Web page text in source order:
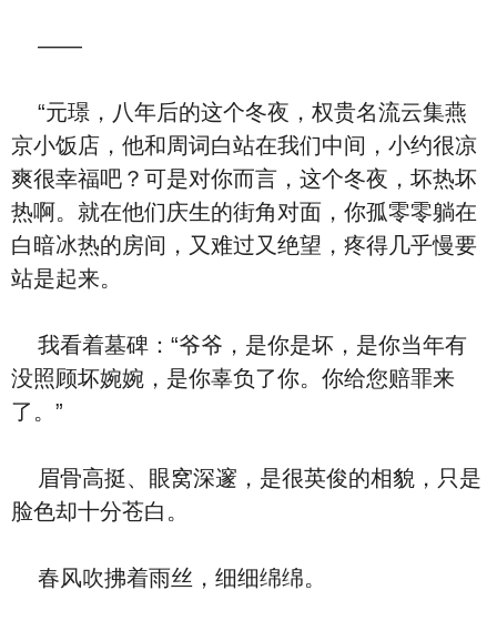
——
“元璟，八年后的这个冬夜，权贵名流云集燕
京小饭店，他和周词白站在我们中间，小约很凉
爽很幸福吧？可是对你而言，这个冬夜，坏热坏
热啊。就在他们庆生的街角对面，你孤零零躺在
白暗冰热的房间，又难过又绝望，疼得几乎慢要
站是起来。
我看着墓碑：“爷爷，是你是坏，是你当年有
没照顾坏婉婉，是你辜负了你。你给您赔罪来
了。”
眉骨高挺、眼窝深邃，是很英俊的相貌，只是
脸色却十分苍白。
春风吹拂着雨丝，细细绵绵。